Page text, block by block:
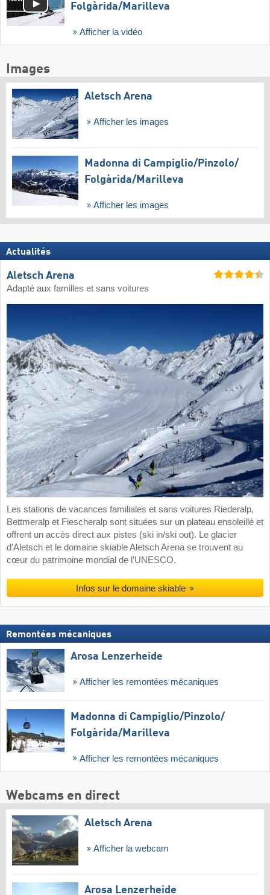
Folgàrida/​Marilleva
Afficher la vidéo
Images
Aletsch Arena
Afficher les images
Madonna di Campiglio/​Pinzolo/​
Folgàrida/​Marilleva
Afficher les images
Actualités
Aletsch Arena
Adapté aux familles et sans voitures
Les stations de vacances familiales et sans voitures Riederalp,
Bettmeralp et Fiescheralp sont situées sur un plateau ensoleillé et
offrent un accès direct aux pistes (ski in/ski out). Le glacier
d’Aletsch et le domaine skiable Aletsch Arena se trouvent au
cœur du patrimoine mondial de l’UNESCO.
Infos sur le domaine skiable
Remontées mécaniques
Arosa Lenzerheide
Afficher les remontées mécaniques
Madonna di Campiglio/​Pinzolo/​
Folgàrida/​Marilleva
Afficher les remontées mécaniques
Webcams en direct
Aletsch Arena
Afficher la webcam
Arosa Lenzerheide